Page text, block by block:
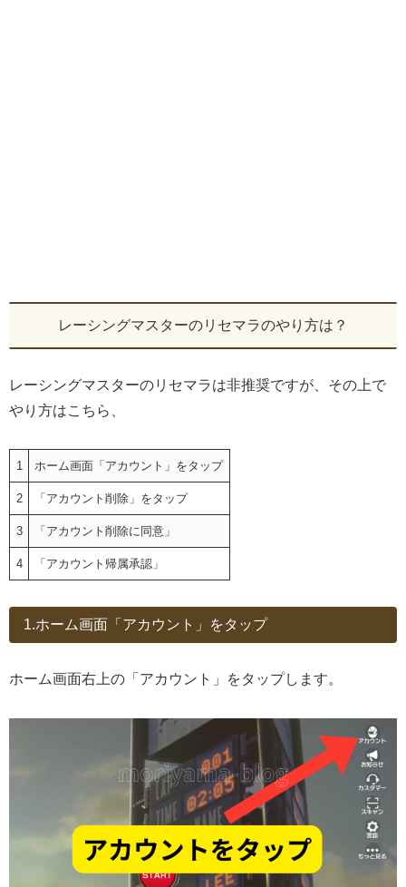
レーシングマスターのリセマラのやり方は？
レーシングマスターのリセマラは非推奨ですが、その上で
やり方はこちら、
1 ホーム画面「アカウント」をタップ
2 「アカウント削除」をタップ
3 「アカウント削除に同意」
4 「アカウント帰属承認」
1.ホーム画面「アカウント」をタップ
ホーム画面右上の「アカウント」をタップします。